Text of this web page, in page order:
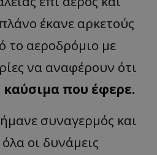
έκανε αρκετούς
το αεροδρόμιο με
να αναφέρουν ότι
που έφερε.
συναγερμός και
οι δυνάμεις